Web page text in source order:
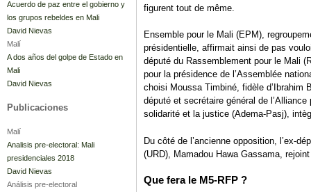
figurent tout de même.
Ensemble pour le Mali (EPM),
présidentielle, affirmait ainsi de pas
député du Rassemblement pour le Mali
pour la présidence de l’Assemblée
choisi Moussa Timbiné, fidèle d’Ibrahim
député et secrétaire général de
solidarité et la justice (Adema-Pasj),
Du côté de l’ancienne opposition, l’ex-
(URD), Mamadou Hawa Gassama,
Que fera le M5-RFP ?
Acuerdo de paz entre el gobierno y
los grupos rebeldes en Mali
David Nievas
Malí
A dos años del golpe de Estado en
Mali
David Nievas
Publicaciones
Malí
Analisis pre-electoral: Mali
presidenciales 2018
David Nievas
Análisis pre-electoral